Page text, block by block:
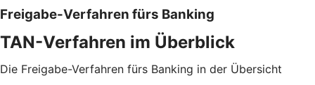
Freigabe-Verfahren fürs Banking
TAN-Verfahren im Überblick
Die Freigabe-Verfahren fürs Banking in der Übersicht